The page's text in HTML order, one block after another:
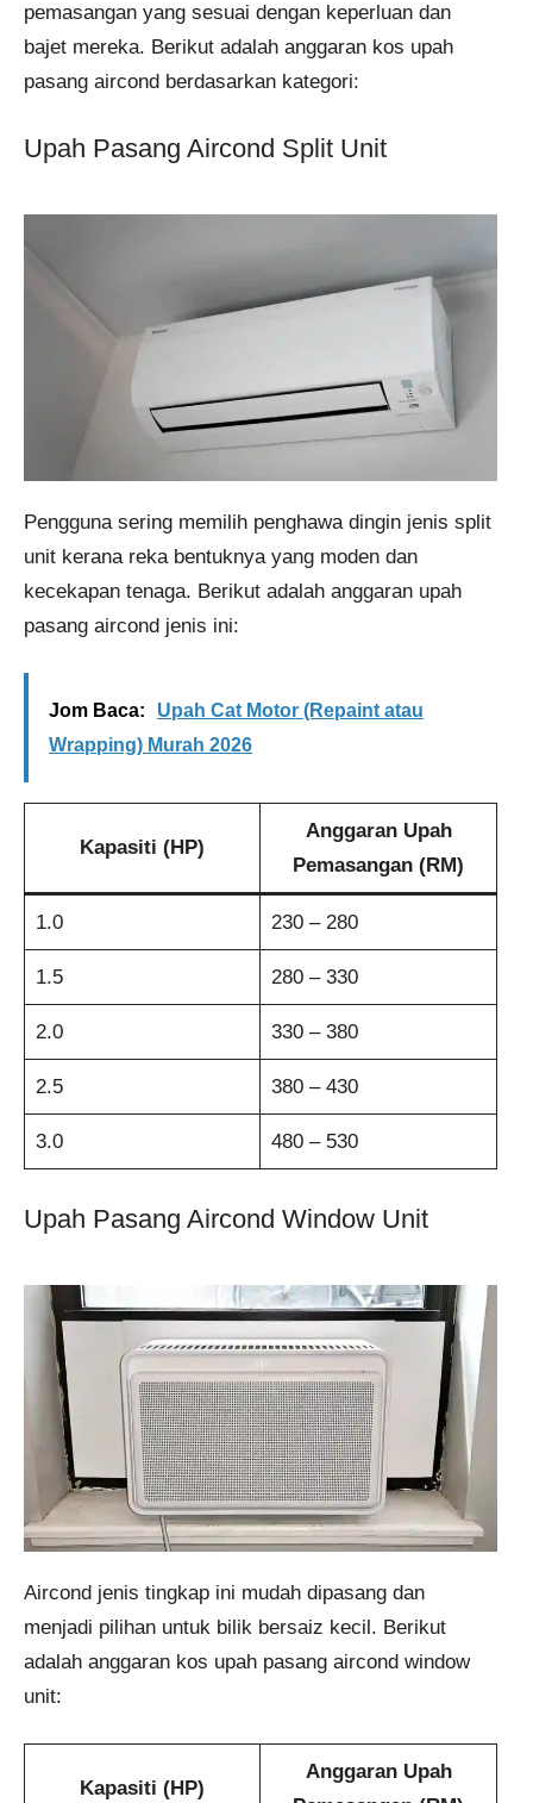
pemasangan yang sesuai dengan keperluan dan
bajet mereka. Berikut adalah anggaran kos upah
pasang aircond berdasarkan kategori:
Upah Pasang Aircond Split Unit
Pengguna sering memilih penghawa dingin jenis split
unit kerana reka bentuknya yang moden dan
kecekapan tenaga. Berikut adalah anggaran upah
pasang aircond jenis ini:
Jom Baca:
Upah Cat Motor (Repaint atau
Wrapping) Murah 2026
Kapasiti (HP)
Anggaran Upah
Pemasangan (RM)
1.0 230 – 280
1.5 280 – 330
2.0 330 – 380
2.5 380 – 430
3.0 480 – 530
Upah Pasang Aircond Window Unit
Aircond jenis tingkap ini mudah dipasang dan
menjadi pilihan untuk bilik bersaiz kecil. Berikut
adalah anggaran kos upah pasang aircond window
unit:
Kapasiti (HP)
Anggaran Upah